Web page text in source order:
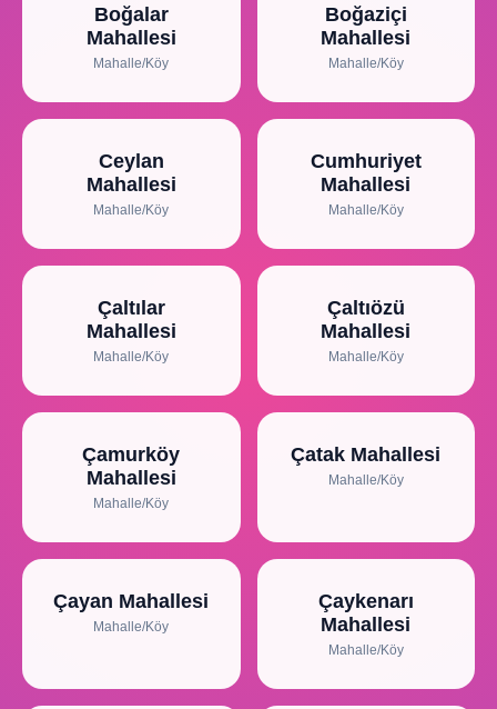
Boğalar
Mahallesi
Mahalle/Köy
Boğaziçi
Mahallesi
Mahalle/Köy
Ceylan
Mahallesi
Mahalle/Köy
Cumhuriyet
Mahallesi
Mahalle/Köy
Çaltılar
Mahallesi
Mahalle/Köy
Çaltıözü
Mahallesi
Mahalle/Köy
Çamurköy
Mahallesi
Mahalle/Köy
Çatak Mahallesi
Mahalle/Köy
Çayan Mahallesi
Mahalle/Köy
Çaykenarı
Mahallesi
Mahalle/Köy